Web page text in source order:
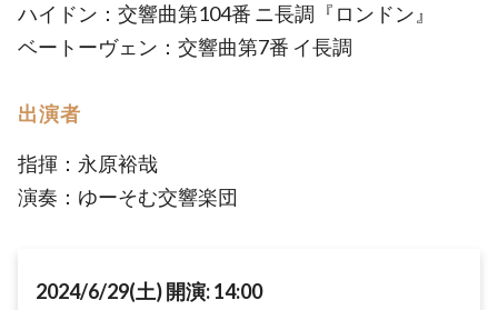
ハイドン：交響曲第104番 ニ長調『ロンドン』
ベートーヴェン：交響曲第7番 イ長調
出演者
指揮：永原裕哉
演奏：ゆーそむ交響楽団
2024/6/29(土) 開演: 14:00